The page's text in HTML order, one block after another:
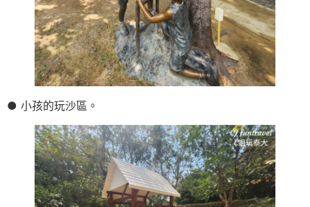
● 小孩的玩沙區。